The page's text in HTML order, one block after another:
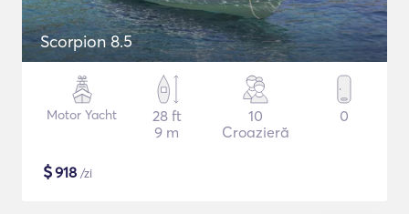
Scorpion 8.5
Motor Yacht
28 ft
9 m
10
Croazieră
0
$918 /zi